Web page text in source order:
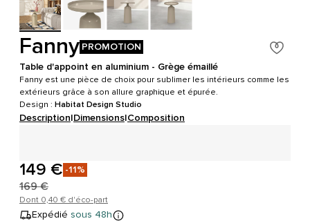
Fanny PROMOTION
Table d'appoint en aluminium - Grège émaillé
Fanny est une pièce de choix pour sublimer les intérieurs comme les
extérieurs grâce à son allure graphique et épurée.
Design : Habitat Design Studio
Description|Dimensions|Composition
149 € -11%
169 €
Dont 0,40 € d'éco-part
Expédié sous 48h